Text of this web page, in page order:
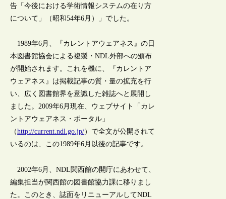
告「今後における学術情報システムの在り方
について」（昭和54年6月）」でした。
1989年6月、『カレントアウェアネス』の日
本図書館協会による複製・NDL外部への頒布
が開始されます。これを機に、『カレントア
ウェアネス』は掲載記事の質・量の拡充を行
い、広く図書館界を意識した雑誌へと展開し
ました。2009年6月現在、ウェブサイト「カレ
ントアウェアネス・ポータル」
（http://current.ndl.go.jp/）で全文が公開されて
いるのは、この1989年6月以後の記事です。
2002年6月、NDL関西館の開庁にあわせて、
編集担当が関西館の図書館協力課に移りまし
た。このとき、誌面をリニューアルしてNDL